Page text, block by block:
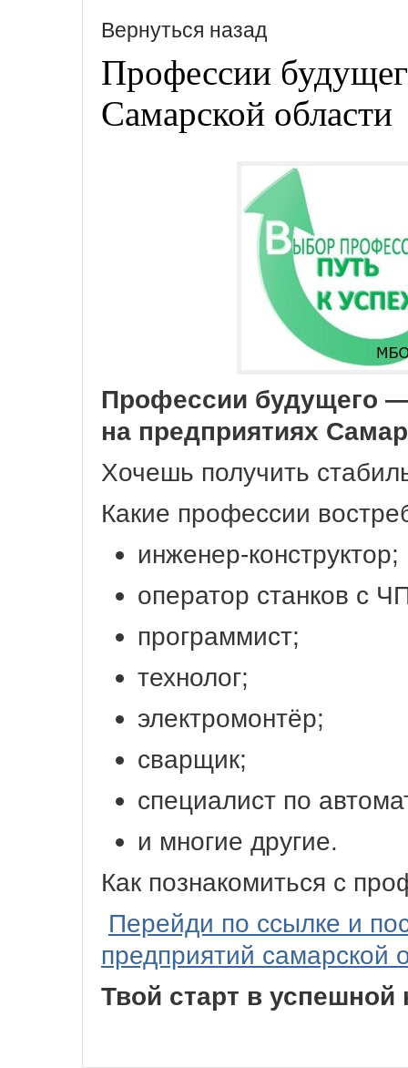
Вернуться назад
Профессии
Самарской области
Профессии будущего
на предприятиях
Хочешь получить
Какие профессии
инженер‑конструктор;
оператор станков с
программист;
технолог;
электромонтёр;
сварщик;
специалист по
и многие другие.
Как познакомиться с
Перейди по ссылке и
предприятий самарской
Твой старт в успешной